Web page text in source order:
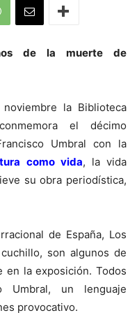
de la muerte de
la Biblioteca
el décimo
Umbral con la
como vida, la vida
su obra periodística,
de España, Los
son algunos de
en la exposición. Todos
un lenguaje
provocativo.